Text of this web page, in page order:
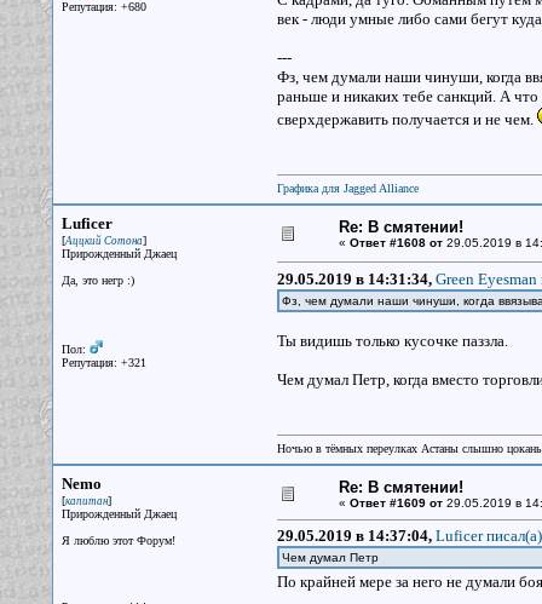
Репутация: +680
век - люди умные либо сами бегут
---
Фз, чем думали наши чинуши, когда
раньше и никаких тебе санкций. А
сверхдержавить получается и не чем.
Графика для Jagged Alliance
Luficer
[Аццкий Сотона]
Прирожденный Джаец
Да, это негр :)
Пол:
Репутация: +321
Re: В смятении!
« Ответ #1608 от29.05.2019 в
29.05.2019 в 14:31:34, Green Eyesman
Фз, чем думали наши чинуши, когда
Ты видишь только кусочке паззла.
Чем думал Петр, когда вместо
Ночью в тёмных переулках Астаны слышно
Nemo
[капитан]
Прирожденный Джаец
Я люблю этот Форум!
Re: В смятении!
« Ответ #1609 от29.05.2019 в
29.05.2019 в 14:37:04, Luficer писал(a)
Чем думал Петр
По крайней мере за него не думали